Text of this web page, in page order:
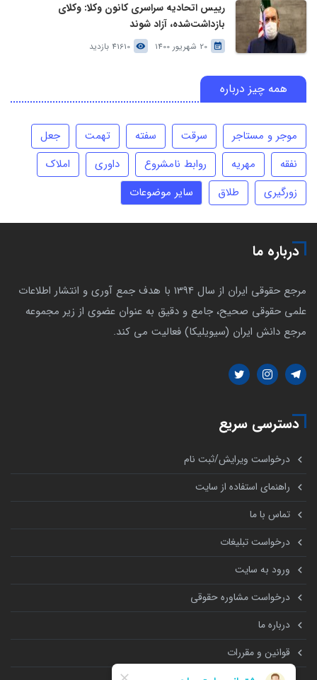
رییس اتحادیه سراسری کانون وکلا: وکلای
بازداشت‌شده، آزاد شوند
20 شهریور 1400 41610 بازدید
همه چیز درباره
موجر و مستاجر سرقت سفته تهمت
جعل
نفقه
مهریه روابط نامشروع داوری
املاک
زورگیری
طلاق سایر موضوعات
درباره ما
مرجع حقوقی ایران از سال 1394 با هدف جمع آوری و انتشار اطلاعات
علمی حقوقی صحیح، جامع و دقیق به عنوان عضوی از زیر مجموعه
مرجع دانش ایران (سیویلیکا) فعالیت می کند.
دسترسی سریع
درخواست ویرایش/ثبت نام
راهنمای استفاده از سایت
تماس با ما
درخواست تبلیغات
ورود به سایت
درخواست مشاوره حقوقی
درباره ما
قوانین و مقررات